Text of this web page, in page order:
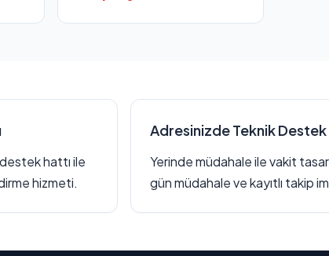
hattı ile
hizmeti.
Adresinizde Teknik Destek
Yerinde müdahale ile vakit
gün müdahale ve kayıtlı takip